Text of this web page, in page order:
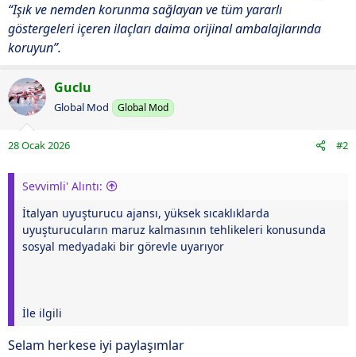
“Işık ve nemden korunma sağlayan ve tüm yararlı
göstergeleri içeren ilaçları daima orijinal ambalajlarında
koruyun”.
Guclu
Global Mod Global Mod
28 Ocak 2026 #2
Sevvimli' Alıntı:
İtalyan uyuşturucu ajansı, yüksek sıcaklıklarda
uyuşturucuların maruz kalmasının tehlikeleri konusunda
sosyal medyadaki bir görevle uyarıyor
İle ilgili
Selam herkese iyi paylaşımlar